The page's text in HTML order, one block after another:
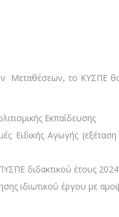
Μεταθέσεων, το ΚΥΣΠΕ
Εκπαίδευσης
Ειδικής Αγωγής
διδακτικού έτους
ιδιωτικού έργου με